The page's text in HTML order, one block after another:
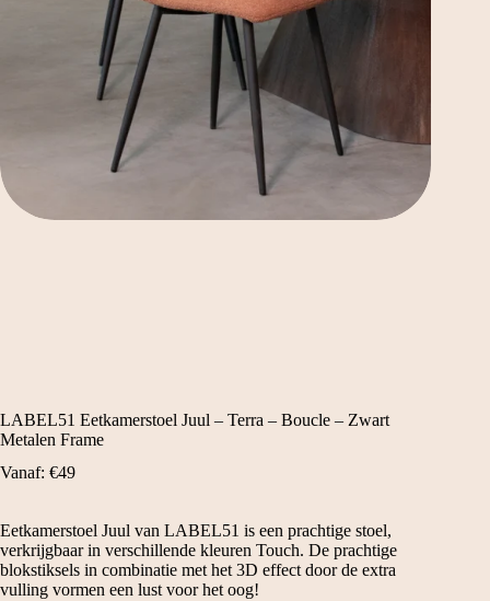
LABEL51 Eetkamerstoel Juul – Terra – Boucle – Zwart
Metalen Frame
Vanaf: €49
Eetkamerstoel Juul van LABEL51 is een prachtige stoel,
verkrijgbaar in verschillende kleuren Touch. De prachtige
blokstiksels in combinatie met het 3D effect door de extra
vulling vormen een lust voor het oog!